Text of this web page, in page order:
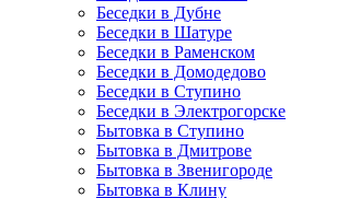
Беседки в Дубне
Беседки в Шатуре
Беседки в Раменском
Беседки в Домодедово
Беседки в Ступино
Беседки в Электрогорске
Бытовка в Ступино
Бытовка в Дмитрове
Бытовка в Звенигороде
Бытовка в Клину